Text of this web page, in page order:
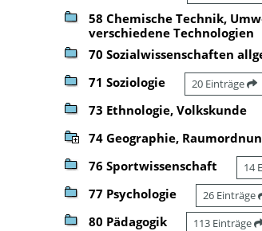
58 Chemische Technik,
verschiedene Technologien
70 Sozialwissenschaften
71 Soziologie 20 Einträge
73 Ethnologie, Volkskunde
74 Geographie,
76 Sportwissenschaft 14
77 Psychologie 26 Einträge
80 Pädagogik 113 Einträge